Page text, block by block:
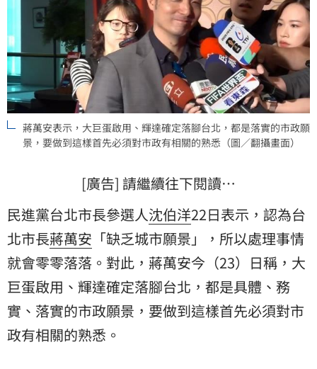
蔣萬安表示，大巨蛋啟用、輝達確定落腳台北，都是落實的市政願
景，要做到這樣首先必須對市政有相關的熟悉（圖／翻攝畫面）
[廣告] 請繼續往下閱讀…
民進黨台北市長參選人沈伯洋22日表示，認為台
北市長蔣萬安 「缺乏城市願景」，所以處理事情
就會零零落落。對此，蔣萬安今（23）日稱，大
巨蛋啟用、輝達確定落腳台北，都是具體、務
實、落實的市政願景，要做到這樣首先必須對市
政有相關的熟悉。